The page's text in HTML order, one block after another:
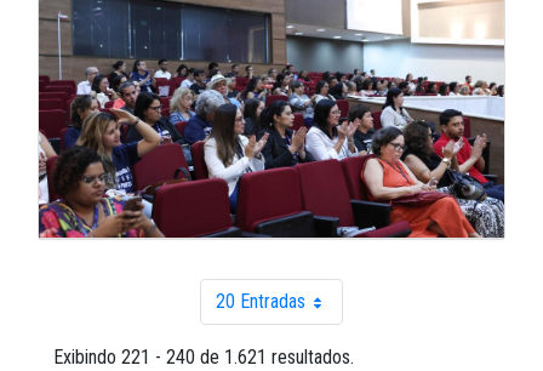
20 EntradasPor página
Exibindo 221 - 240 de 1.621 resultados.